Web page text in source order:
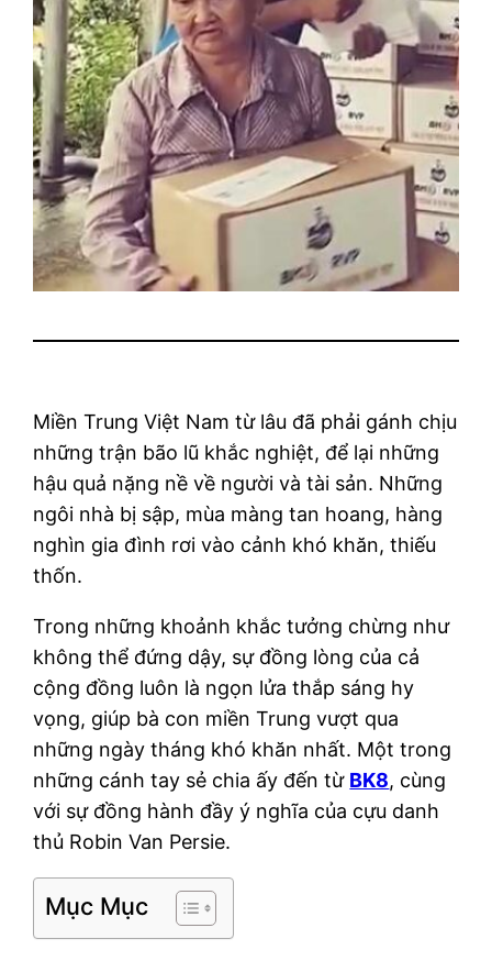
Miền Trung Việt Nam từ lâu đã phải gánh chịu
những trận bão lũ khắc nghiệt, để lại những
hậu quả nặng nề về người và tài sản. Những
ngôi nhà bị sập, mùa màng tan hoang, hàng
nghìn gia đình rơi vào cảnh khó khăn, thiếu
thốn.
Trong những khoảnh khắc tưởng chừng như
không thể đứng dậy, sự đồng lòng của cả
cộng đồng luôn là ngọn lửa thắp sáng hy
vọng, giúp bà con miền Trung vượt qua
những ngày tháng khó khăn nhất. Một trong
những cánh tay sẻ chia ấy đến từ BK8, cùng
với sự đồng hành đầy ý nghĩa của cựu danh
thủ Robin Van Persie.
Mục Mục